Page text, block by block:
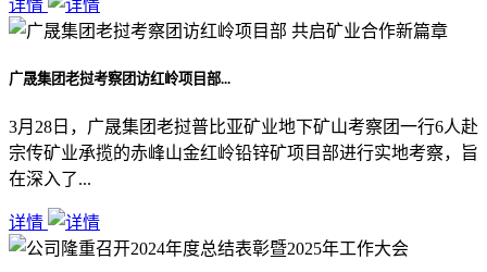
详情
广晟集团老挝考察团访红岭项目部...
3月28日，广晟集团老挝普比亚矿业地下矿山考察团一行6人赴
宗传矿业承揽的赤峰山金红岭铅锌矿项目部进行实地考察，旨
在深入了...
详情